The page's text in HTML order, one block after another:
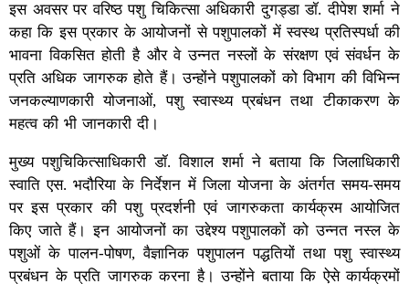
इस अवसर पर वरिष्ठ पशु चिकित्सा अधिकारी दुगड्डा डॉ. दीपेश शर्मा ने
कहा कि इस प्रकार के आयोजनों से पशुपालकों में स्वस्थ प्रतिस्पर्धा की
भावना विकसित होती है और वे उन्नत नस्लों के संरक्षण एवं संवर्धन के
प्रति अधिक जागरुक होते हैं। उन्होंने पशुपालकों को विभाग की विभिन्न
जनकल्याणकारी योजनाओं, पशु स्वास्थ्य प्रबंधन तथा टीकाकरण के
महत्व की भी जानकारी दी।
मुख्य पशुचिकित्साधिकारी डॉ. विशाल शर्मा ने बताया कि जिलाधिकारी
स्वाति एस. भदौरिया के निर्देशन में जिला योजना के अंतर्गत समय-समय
पर इस प्रकार की पशु प्रदर्शनी एवं जागरुकता कार्यक्रम आयोजित
किए जाते हैं। इन आयोजनों का उद्देश्य पशुपालकों को उन्नत नस्ल के
पशुओं के पालन-पोषण, वैज्ञानिक पशुपालन पद्धतियों तथा पशु स्वास्थ्य
प्रबंधन के प्रति जागरुक करना है। उन्होंने बताया कि ऐसे कार्यक्रमों